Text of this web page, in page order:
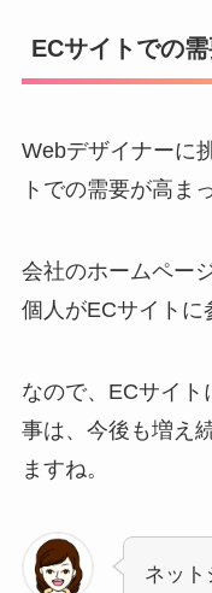
ECサイトでの
Webデザイナーに
トでの需要が高ま
会社のホームペー
個人がECサイトに
なので、ECサイ
事は、今後も増え
ますね。
ネット